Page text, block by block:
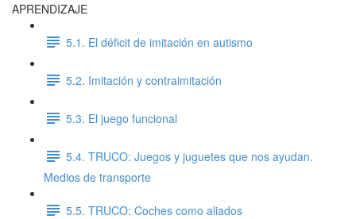
APRENDIZAJE
5.1. El déficit de imitación en autismo
5.2. Imitación y contraimitación
5.3. El juego funcional
5.4. TRUCO: Juegos y juguetes que nos ayudan.
Medios de transporte
5.5. TRUCO: Coches como aliados